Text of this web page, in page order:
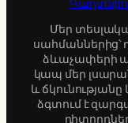
Մեր
ձևաչափերի
կապ մեր
և
ձգտում է